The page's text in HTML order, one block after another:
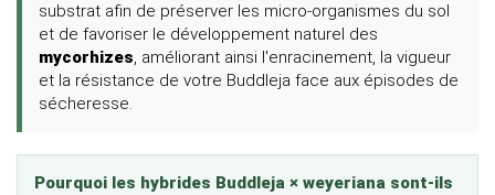
substrat afin de préserver les micro-organismes du sol
et de favoriser le développement naturel des
mycorhizes, améliorant ainsi l'enracinement, la vigueur
et la résistance de votre Buddleja face aux épisodes de
sécheresse.
Pourquoi les hybrides Buddleja × weyeriana sont-ils